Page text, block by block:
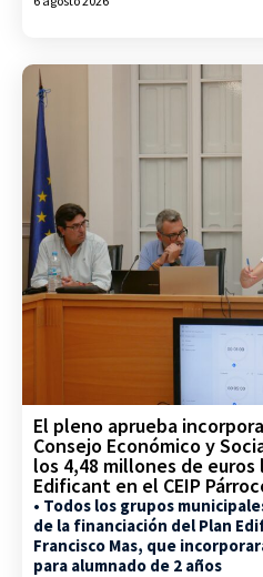
El pleno aprueba
Consejo Económico y
los 4,48 millones de
Edificant en el CEIP
• Todos los grupos
de la financiación del Plan
Francisco Mas, que
para alumnado de 2 años